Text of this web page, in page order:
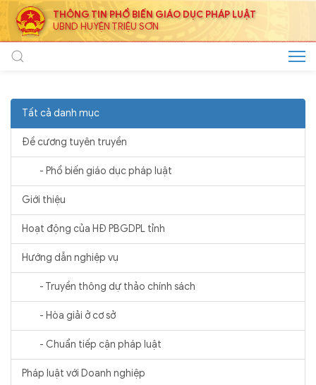
THÔNG TIN PHỔ BIẾN GIÁO DỤC PHÁP LUẬT
UBND HUYỆN TRIỆU SƠN
Tất cả danh mục
Đề cương tuyên truyền
- Phổ biến giáo dục pháp luật
Giới thiệu
Hoạt động của HĐ PBGDPL tỉnh
Hướng dẫn nghiệp vụ
- Truyền thông dự thảo chính sách
- Hòa giải ở cơ sở
- Chuẩn tiếp cận pháp luật
Pháp luật với Doanh nghiệp